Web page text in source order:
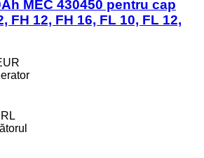
MEC 430450 pentru cap
FH 12, FH 16, FL 10, FL 12,